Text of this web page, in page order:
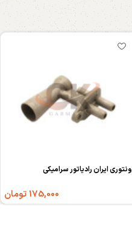
ونتوری ایران رادیاتور سرامیکی
175,000تومان